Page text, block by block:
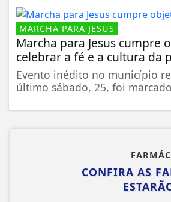
MARCHA PARA JESUS
Marcha para Jesus cumpre
celebrar a fé e a cultura da
Evento inédito no município
último sábado, 25, foi
CONFIRA AS